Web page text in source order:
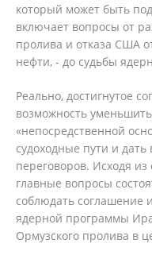
который может быть
включает вопросы от
пролива и отказа США
нефти, - до судьбы
Реально, достигнутое
возможность
«непосредственной
судоходные пути и
переговоров. Исходя
главные вопросы
соблюдать соглашение
ядерной программы
Ормузского пролива в